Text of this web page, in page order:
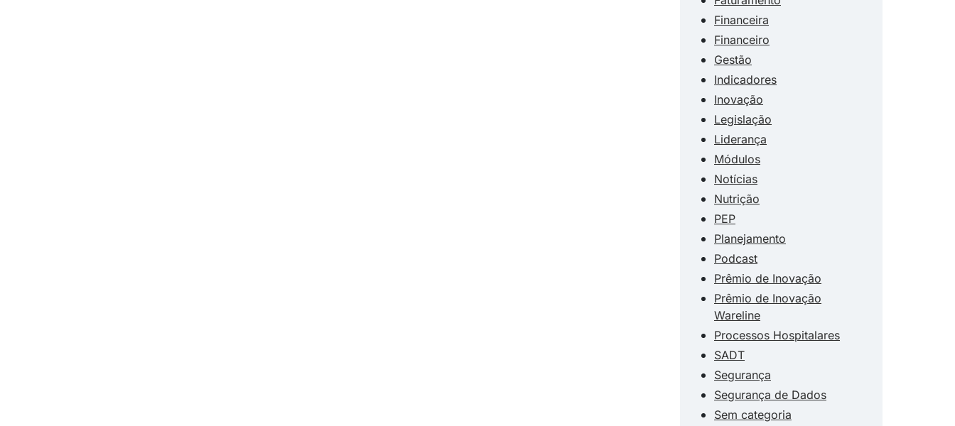
Financeira
Financeiro
Gestão
Indicadores
Inovação
Legislação
Liderança
Módulos
Notícias
Nutrição
PEP
Planejamento
Podcast
Prêmio de Inovação
Prêmio de Inovação
Wareline
Processos Hospitalares
SADT
Segurança
Segurança de Dados
Sem categoria